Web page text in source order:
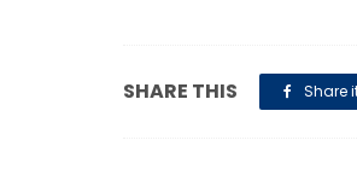
SHARE THIS Share